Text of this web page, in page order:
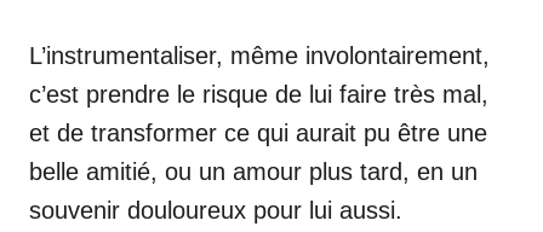
L’instrumentaliser, même involontairement,
c’est prendre le risque de lui faire très mal,
et de transformer ce qui aurait pu être une
belle amitié, ou un amour plus tard, en un
souvenir douloureux pour lui aussi.